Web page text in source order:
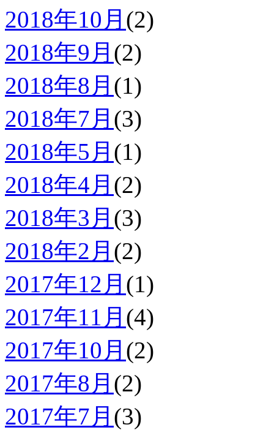
2018年10月 (2)
2018年9月 (2)
2018年8月 (1)
2018年7月 (3)
2018年5月 (1)
2018年4月 (2)
2018年3月 (3)
2018年2月 (2)
2017年12月 (1)
2017年11月 (4)
2017年10月 (2)
2017年8月 (2)
2017年7月 (3)